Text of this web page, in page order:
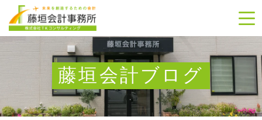
藤垣会計ブログ